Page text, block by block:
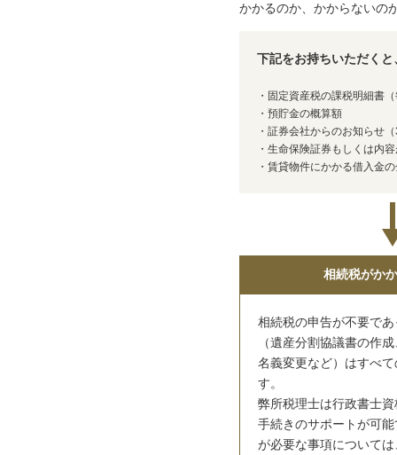
かかるのか、かからないの
下記をお持ちいただく
・固定資産税の課税明細書
・預貯金の概算額
・証券会社からのお知らせ
・生命保険証券もしくは内
・賃貸物件にかかる借入金
相続税がか
相続税の申告が不要で
（遺産分割協議書の作
名義変更など）はすべ
す。
弊所税理士は行政書士
手続きのサポートが可
が必要な事項について